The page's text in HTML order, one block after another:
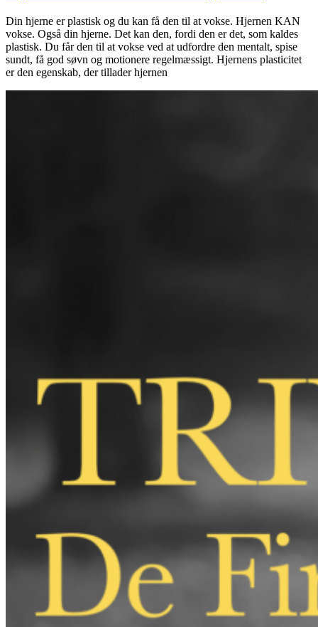
Din hjerne er plastisk og du kan få den til at vokse. Hjernen KAN
vokse. Også din hjerne. Det kan den, fordi den er det, som kaldes
plastisk. Du får den til at vokse ved at udfordre den mentalt, spise
sundt, få god søvn og motionere regelmæssigt. Hjernens plasticitet
er den egenskab, der tillader hjernen